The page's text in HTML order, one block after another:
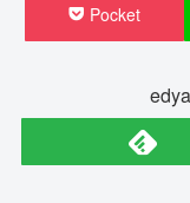
Pocket